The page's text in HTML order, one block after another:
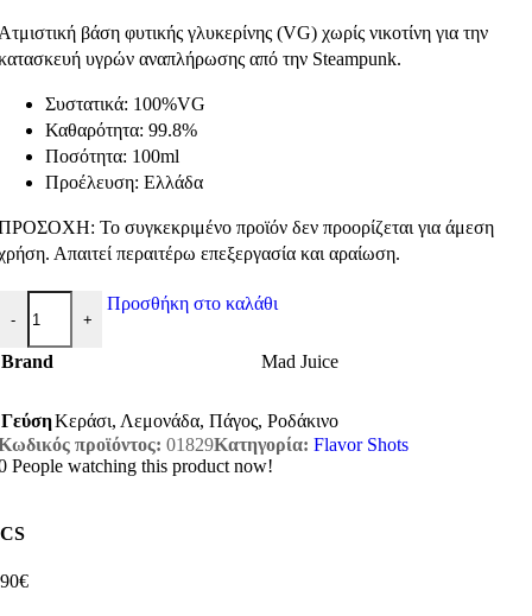
βάση φυτικής γλυκερίνης (VG) χωρίς νικοτίνη για την
υγρών αναπλήρωσης από την Steampunk.
Συστατικά: 100%VG
Καθαρότητα: 99.8%
Ποσότητα: 100ml
Προέλευση: Ελλάδα
Το συγκεκριμένο προϊόν δεν προορίζεται για άμεση
Απαιτεί περαιτέρω επεξεργασία και αραίωση.
-
VG 100ml ποσότητα
+
Προσθήκη στο καλάθι
Brand Mad Juice
ΓεύσηΚεράσι, Λεμονάδα, Πάγος, Ροδάκινο
προϊόντος: 01829Κατηγορία: Flavor Shots
People watching this product now!